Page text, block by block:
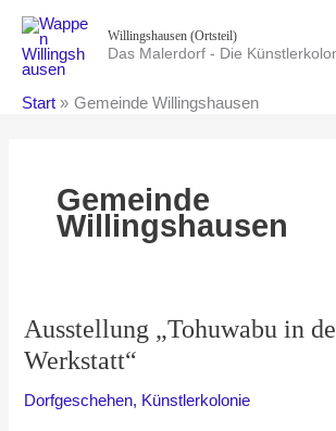
Inhalt
springen
Willingshausen (Ortsteil)
Das Malerdorf - Die
Start Gemeinde Willingshausen
Gemeinde
Willingshausen
Ausstellung „Tohuwabu in
Werkstatt“
Dorfgeschehen, Künstlerkolonie